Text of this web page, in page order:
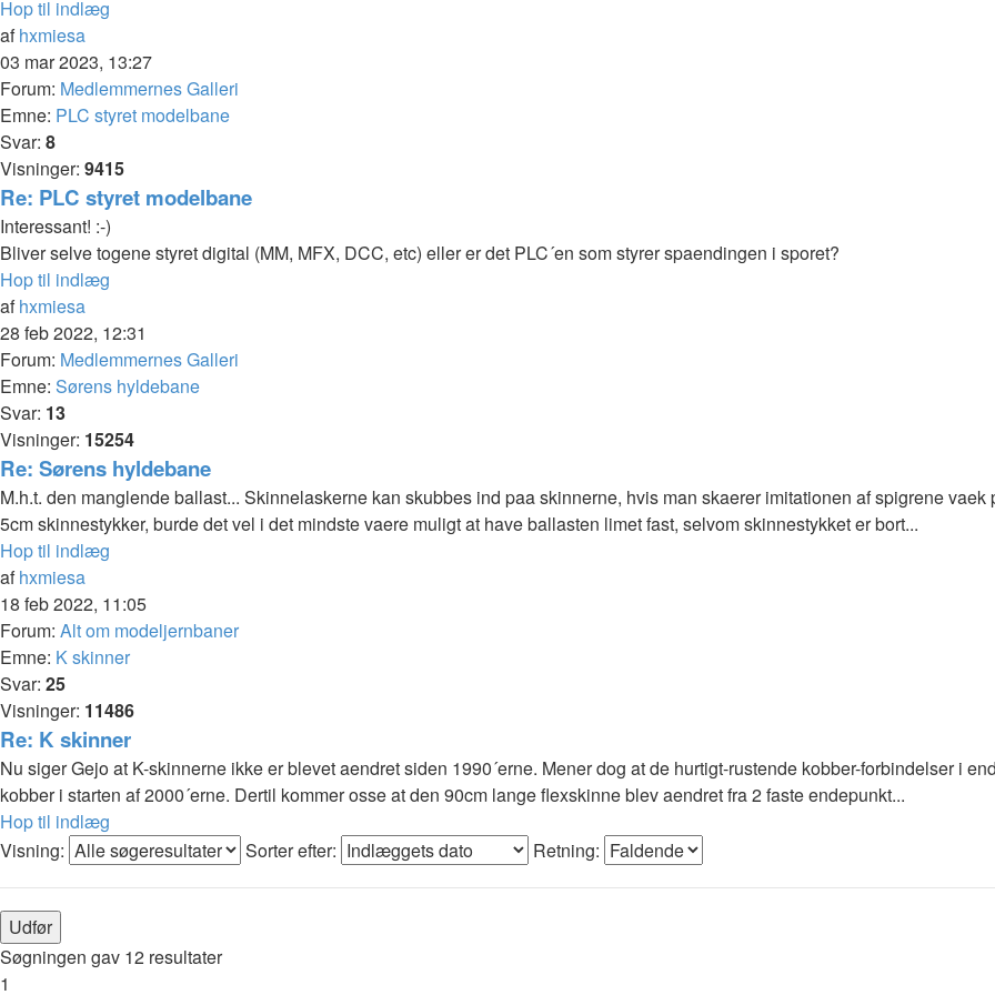
Hop til indlæg
afhxmiesa
03 mar 2023, 13:27
Forum: Medlemmernes Galleri
Emne: PLC styret modelbane
Svar: 8
Visninger: 9415
Re: PLC styret modelbane
Interessant! :-)
Bliver selve togene styret digital (MM, MFX, DCC, etc) eller er det PLC´en som styrer spaendingen i sporet?
Hop til indlæg
afhxmiesa
28 feb 2022, 12:31
Forum: Medlemmernes Galleri
Emne: Sørens hyldebane
Svar: 13
Visninger: 15254
Re: Sørens hyldebane
M.h.t. den manglende ballast... Skinnelaskerne kan skubbes ind paa skinnerne, hvis man skaerer imitationen af spigrene
5cm skinnestykker, burde det vel i det mindste vaere muligt at have ballasten limet fast, selvom skinnestykket er bort...
Hop til indlæg
afhxmiesa
18 feb 2022, 11:05
Forum: Alt om modeljernbaner
Emne: K skinner
Svar: 25
Visninger: 11486
Re: K skinner
Nu siger Gejo at K-skinnerne ikke er blevet aendret siden 1990´erne. Mener dog at de hurtigt-rustende kobber-forbindelser i
kobber i starten af 2000´erne. Dertil kommer osse at den 90cm lange flexskinne blev aendret fra 2 faste endepunkt...
Hop til indlæg
Visning:
Sorter efter: Retning:
Søgningen gav 12 resultater
1